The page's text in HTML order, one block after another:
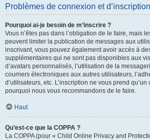
Problèmes de connexion et d’inscription
Pourquoi ai-je besoin de m’inscrire ?
Vous n’êtes pas dans l’obligation de le faire, mais
peuvent limiter la publication de messages aux
inscrivant, vous pouvez également avoir accès à
supplémentaires qui ne sont pas disponibles aux
d’avatars personnalisés, l’utilisation de la
courriers électroniques aux autres utilisateurs,
d’utilisateurs, etc. L’inscription ne vous prend qu’un
pourquoi nous vous recommandons de le faire.
Haut
Qu’est-ce que la COPPA ?
La COPPA (pour « Child Online Privacy and